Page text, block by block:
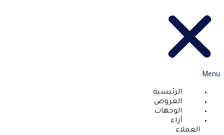
Menu
الرئيسية
العروض
الوجهات
آراء
العملاء